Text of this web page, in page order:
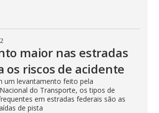
maior nas estradas
os riscos de acidente
um levantamento feito pela
do Transporte, os tipos de
em estradas federais são as
de pista